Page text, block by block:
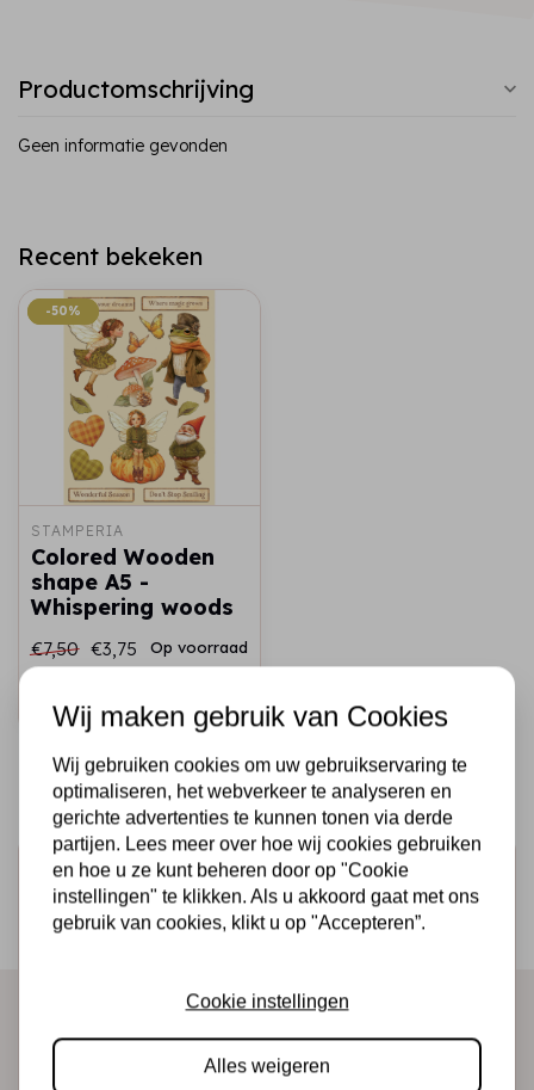
Productomschrijving
Geen informatie gevonden
Recent bekeken
-50%
-50%
STAMPERIA
Colored Wooden
shape A5 -
Whispering woods
€7,50 €3,75 Op voorraad
Schrijf je in voor de nieuwsbrief
Ontvang als eerste onze actie en nieuwe producten
Wij maken gebruik van Cookies
Wij gebruiken cookies om uw gebruikservaring te
optimaliseren, het webverkeer te analyseren en
gerichte advertenties te kunnen tonen via derde
partijen. Lees meer over hoe wij cookies gebruiken
en hoe u ze kunt beheren door op "Cookie
instellingen" te klikken. Als u akkoord gaat met ons
gebruik van cookies, klikt u op "Accepteren”.
Cookie instellingen
Alles weigeren